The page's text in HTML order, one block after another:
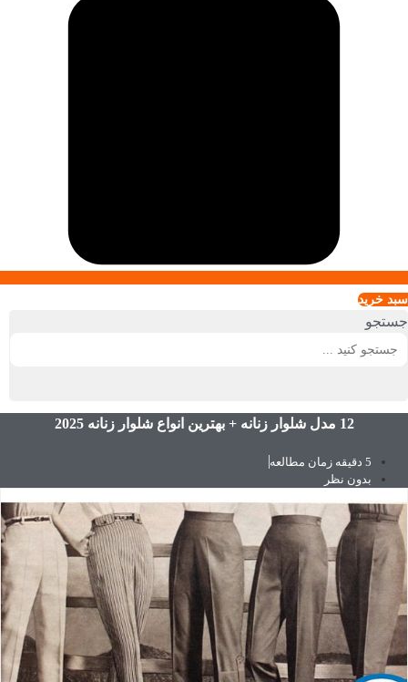
سبد خريد
جستجو
12 مدل شلوار زنانه + بهترین انواع شلوار زنانه 2025
5 دقیقه زمان مطالعه
بدون نظر